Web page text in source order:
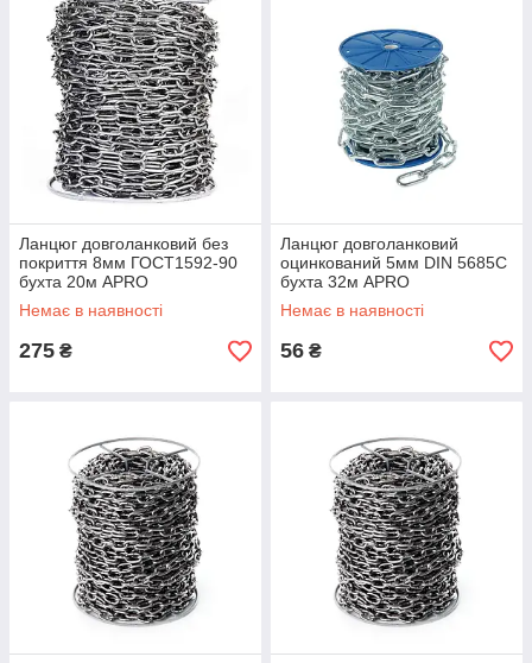
Ланцюг довголанковий без
покриття 8мм ГОСТ1592-90
бухта 20м APRO
Немає в наявності
275 ₴
Ланцюг довголанковий
оцинкований 5мм DIN 5685C
бухта 32м APRO
Немає в наявності
56 ₴